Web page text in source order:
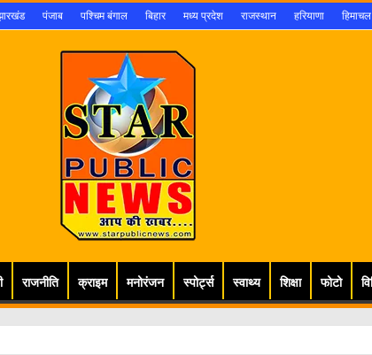
पंजाब पश्चिम बंगाल बिहार मध्य प्रदेश राजस्थान हरियाणा
राजनीति क्राइम मनोरंजन स्पोर्ट्स स्वाथ्य शिक्षा फोटो